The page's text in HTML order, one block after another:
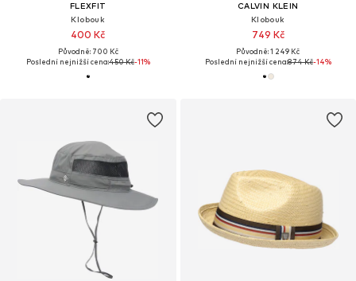
FLEXFIT
Klobouk
400 Kč
Původně: 700 Kč
Poslední nejnižší cena:450 Kč-11%
CALVIN KLEIN
Klobouk
749 Kč
Původně: 1 249 Kč
Poslední nejnižší cena:874 Kč-14%